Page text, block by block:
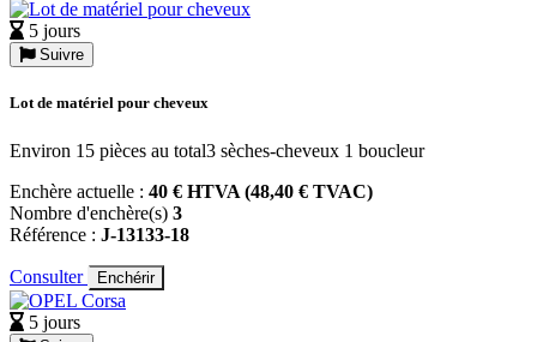
5 jours
Suivre
Lot de matériel pour cheveux
Environ 15 pièces au total3 sèches-cheveux 1 boucleur
Enchère actuelle : 40 € HTVA (48,40 € TVAC)
Nombre d'enchère(s) 3
Référence : J-13133-18
Consulter Enchérir
5 jours